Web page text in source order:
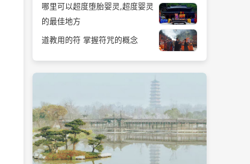
哪里可以超度堕胎婴灵,超度婴灵
的最佳地方
道教用的符 掌握符咒的概念